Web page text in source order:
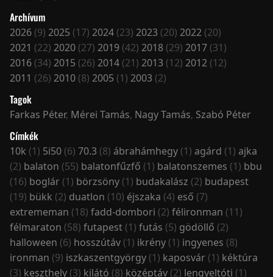
Archívum
2026 (9) 2025 (17) 2024 (23) 2023 (20) 2022 (20)
2021 (22) 2020 (27) 2019 (42) 2018 (29) 2017 (31)
2016 (34) 2015 (26) 2014 (21) 2013 (12) 2012 (12)
2011 (26) 2010 (8) 2005 (1) 2003 (2)
Tagok
Farkas Péter, Mérei Tamás, Nagy Tamás, Szabó Péter
Címkék
10k (1) 5i50 (6) 70.3 (8) ábrahámhegy (1) agárd (1) ajka
(2) balaton (55) balatonfűzfő (1) balatonszemes (1) bbu
(16) boglár (1) börzsöny (1) budakalász (2) budapest
(19) bükk (2) duatlon (10) éjszaka (4) eső (7)
extrememan (18) fadd-dombori (2) félironman (11)
félmaraton (58) futapest (1) futás (5) gödöllő (2)
halloween (6) hosszútáv (1) ikrény (1) ingyenes (8)
ironman (9) iszkaszentgyörgy (1) kaposvár (1) kéktúra
(3) keszthely (3) kilátó (8) középtáv (2) lengyeltóti (1)